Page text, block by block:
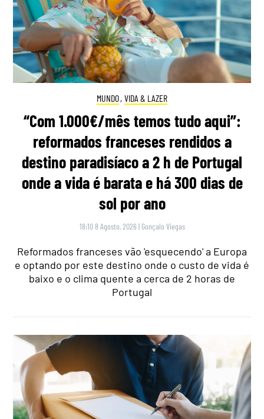
MUNDO, VIDA & LAZER
“Com 1.000€/mês temos tudo aqui”:
reformados franceses rendidos a
destino paradisíaco a 2 h de Portugal
onde a vida é barata e há 300 dias de
sol por ano
18:10 8 Agosto, 2026 | Gonçalo Viegas
Reformados franceses vão 'esquecendo' a Europa
e optando por este destino onde o custo de vida é
baixo e o clima quente a cerca de 2 horas de
Portugal